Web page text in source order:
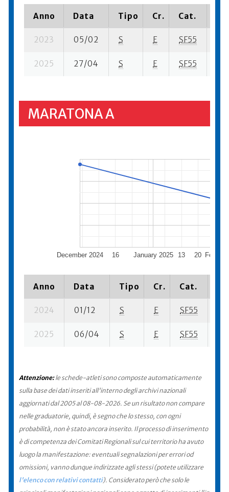
Anno Data Tipo Cr. Cat.
2023 05/02 S E SF55
2025 27/04 S E SF55
MARATONA A
December 2024 January 2025
16 13 20
Anno Data Tipo Cr. Cat.
2024 01/12 S E SF55
2025 06/04 S E SF55
Attenzione:le schede-atleti sono composte automaticamente
sulla base dei dati inseriti all'interno degli archivi nazionali
aggiornati dal 2005 al 08-08-2026. Se un risultato non compare
nelle graduatorie, quindi, è segno che lo stesso, con ogni
probabilità, non è stato ancora inserito. Il processo di inserimento
è di competenza dei Comitati Regionali sul cui territorio ha avuto
luogo la manifestazione: eventuali segnalazioni per errori od
omissioni, vanno dunque indirizzate agli stessi (potete utilizzare
l'elenco con relativi contatti). Considerato però che solo le